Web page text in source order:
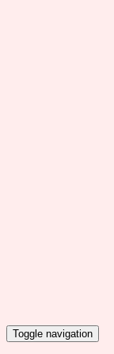
Toggle navigation